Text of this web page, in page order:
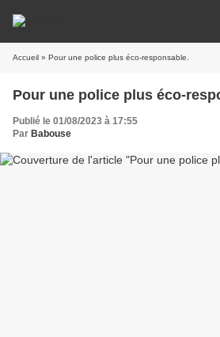
Accueil » Pour une police plus éco-responsable.
Pour une police plus éco-
Publié le 01/08/2023 à 17:55
Par Babouse